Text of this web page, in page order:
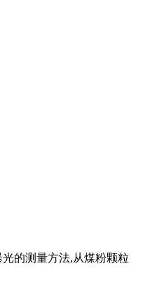
的测量方法,从煤粉颗粒